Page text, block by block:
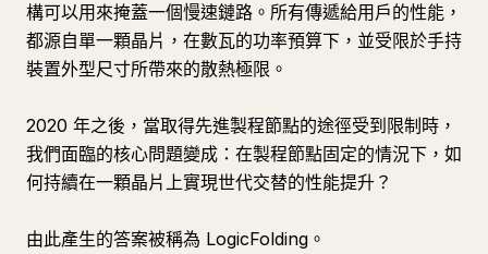
構可以用來掩蓋一個慢速鏈路。所有傳遞給用戶的性能，
都源自單一顆晶片，在數瓦的功率預算下，並受限於手持
裝置外型尺寸所帶來的散熱極限。
2020 年之後，當取得先進製程節點的途徑受到限制時，
我們面臨的核心問題變成：在製程節點固定的情況下，如
何持續在一顆晶片上實現世代交替的性能提升？
由此產生的答案被稱為 LogicFolding。